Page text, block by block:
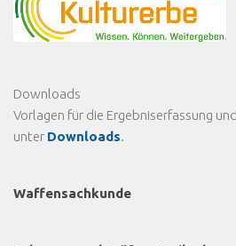
Downloads
Vorlagen für die Ergebniserfassung
unter Downloads.
Waffensachkunde